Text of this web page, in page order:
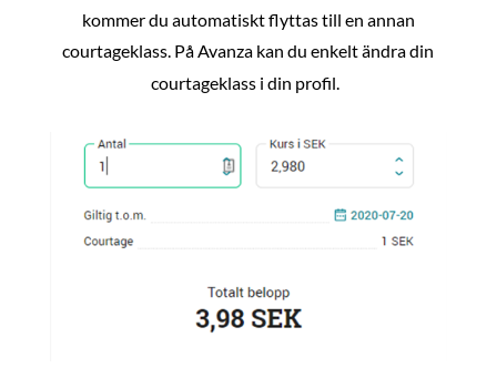
kommer du automatiskt flyttas till en annan
courtageklass. På Avanza kan du enkelt ändra din
courtageklass i din profil.